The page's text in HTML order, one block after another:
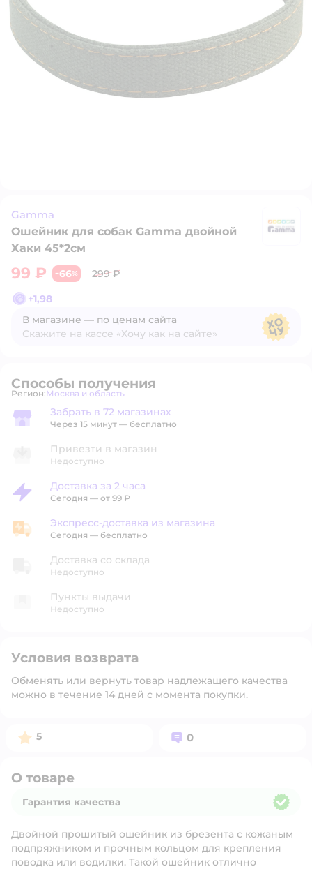
Gamma
Ошейник для собак Gamma двойной
Хаки 45*2см
99 ₽ −66%
299 ₽
+1,98
В магазине — по ценам сайта
Скажите на кассе «Хочу как на сайте»
Способы получения
Регион: Выбор адреса доставки.
Москва и область
Забрать в магазине
Забрать в 72 магазинах
Через 15 минут — бесплатно
Привезти в магазин
Недоступно
Доставка за 2 часа
Доставка за 2 часа
Сегодня — от 99 ₽
Экспресс-доставка из магазина
Экспресс-доставка из магазина
Сегодня — бесплатно
Доставка со склада
Недоступно
Пункты выдачи
Недоступно
Условия возврата
Обменять или вернуть товар надлежащего качества
можно в течение 14 дней с момента покупки.
Рейтинг:
5 Вопросов:
0
О товаре
Гарантия качества
Двойной прошитый ошейник из брезента с кожаным
подпряжником и прочным кольцом для крепления
поводка или водилки. Такой ошейник отлично